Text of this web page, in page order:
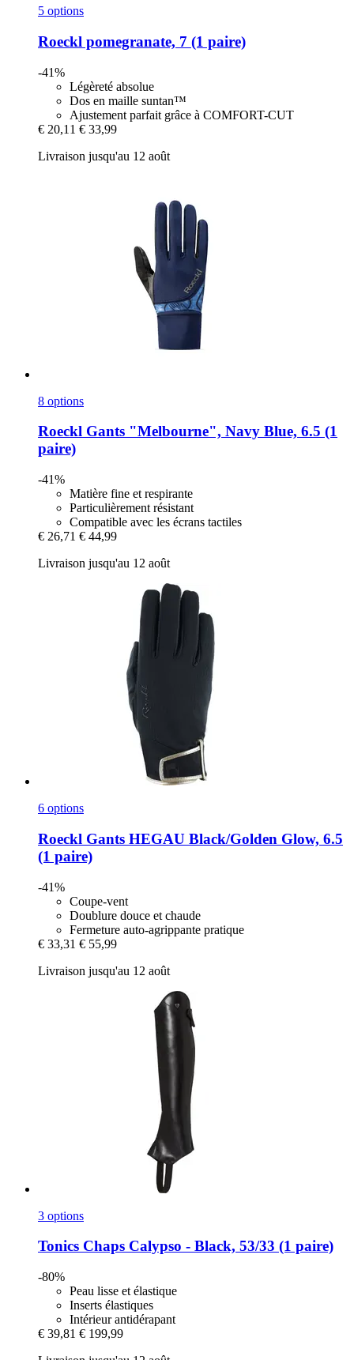
5 options
Roeckl pomegranate, 7 (1 paire)
-41%
Légèreté absolue
Dos en maille suntan™
Ajustement parfait grâce à COMFORT-CUT
€ 20,11 € 33,99
Livraison jusqu'au 12 août
8 options
Roeckl Gants "Melbourne", Navy Blue, 6.5 (1
paire)
-41%
Matière fine et respirante
Particulièrement résistant
Compatible avec les écrans tactiles
€ 26,71 € 44,99
Livraison jusqu'au 12 août
6 options
Roeckl Gants HEGAU Black/Golden Glow, 6.5
(1 paire)
-41%
Coupe-vent
Doublure douce et chaude
Fermeture auto-agrippante pratique
€ 33,31 € 55,99
Livraison jusqu'au 12 août
3 options
Tonics Chaps Calypso -​ Black, 53/33 (1 paire)
-80%
Peau lisse et élastique
Inserts élastiques
Intérieur antidérapant
€ 39,81 € 199,99